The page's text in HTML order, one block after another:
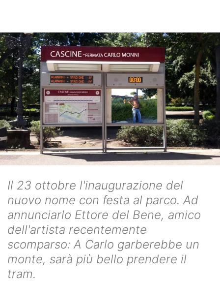
Il 23 ottobre l'inaugurazione del
nuovo nome con festa al parco. Ad
annunciarlo Ettore del Bene, amico
dell'artista recentemente
scomparso: A Carlo garberebbe un
monte, sarà più bello prendere il
tram.